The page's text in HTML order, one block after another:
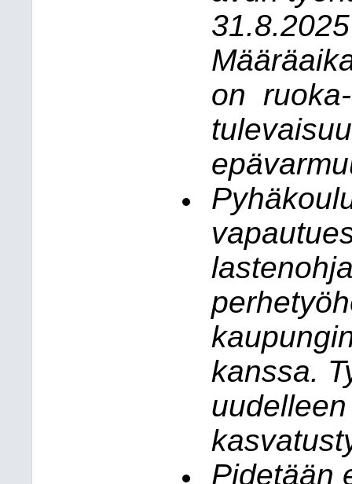
on
kanssa.
Pidetään